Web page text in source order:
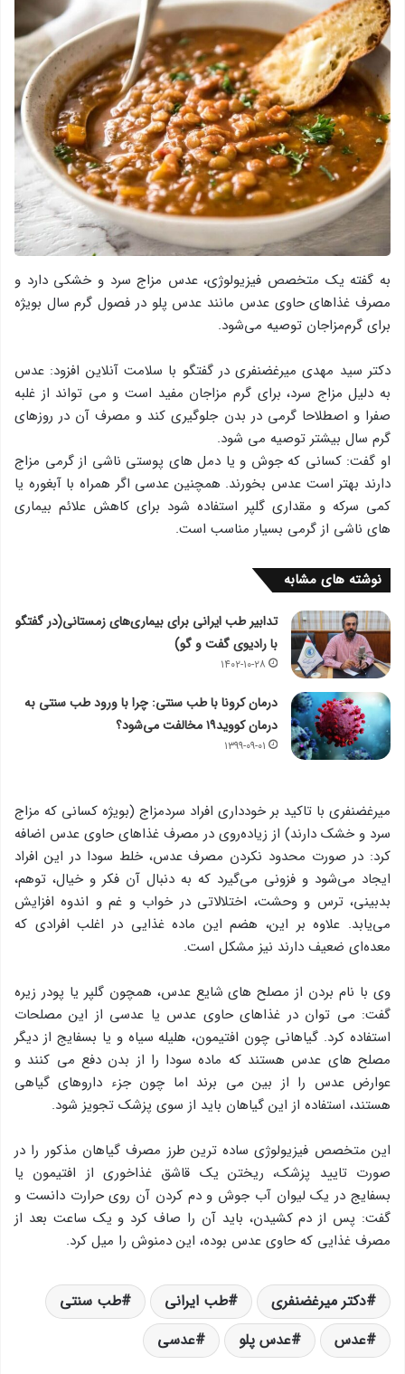
به گفته یک متخصص فیزیولوژی، عدس مزاج سرد و خشکی دارد و
مصرف غذاهای حاوی عدس مانند عدس پلو در فصول گرم سال بویژه
برای گرم‌مزاجان توصیه می‌شود.
دکتر سید مهدی میرغضنفری در گفتگو با سلامت آنلاین افزود: عدس
به دلیل مزاج سرد، برای گرم مزاجان مفید است و می تواند از غلبه
صفرا و اصطلاحا گرمی در بدن جلوگیری کند و مصرف آن در روزهای
گرم سال بیشتر توصیه می شود.
او گفت: کسانی که جوش و یا دمل های پوستی ناشی از گرمی مزاج
دارند بهتر است عدس بخورند. همچنین عدسی اگر همراه با آبغوره یا
کمی سرکه و مقداری گلپر استفاده شود برای کاهش علائم بیماری
های ناشی از گرمی بسیار مناسب است.
نوشته های مشابه
تدابیر طب ایرانی برای بیماری‌های زمستانی(در گفتگو
با رادیوی گفت و گو)
۱۴۰۲-۱۰-۲۸
درمان کرونا با طب سنتی: چرا با ورود طب سنتی به
درمان کووید۱۹ مخالفت می‌شود؟
۱۳۹۹-۰۹-۰۱
میرغضنفری با تاکید بر خودداری افراد سردمزاج (بویژه کسانی که مزاج
سرد و خشک دارند) از زیاده‌روی در مصرف غذاهای حاوی عدس اضافه
کرد: در صورت محدود نکردن مصرف عدس، خلط سودا در این افراد
ایجاد می‌شود و فزونی می‌گیرد که به دنبال آن فکر و خیال، توهم،
بدبینی، ترس و وحشت، اختلالاتی در خواب و غم و اندوه افزایش
می‌یابد. علاوه بر این، هضم این ماده غذایی در اغلب افرادی که
معده‌ای ضعیف دارند نیز مشکل است.
وی با نام بردن از مصلح های شایع عدس، همچون گلپر یا پودر زیره
گفت: می توان در غذاهای حاوی عدس یا عدسی از این مصلحات
استفاده کرد. گیاهانی چون افتیمون، هلیله سیاه و یا بسفایج از دیگر
مصلح های عدس هستند که ماده سودا را از بدن دفع می کنند و
عوارض عدس را از بین می برند اما چون جزء داروهای گیاهی
هستند، استفاده از این گیاهان باید از سوی پزشک تجویز شود.
این متخصص فیزیولوژی ساده ‌ترین طرز مصرف گیاهان مذکور را در
صورت تایید پزشک، ریختن یک قاشق غذاخوری از افتیمون یا
بسفایج در یک لیوان آب جوش و دم کردن آن روی حرارت دانست و
گفت: پس از دم کشیدن، باید آن را صاف کرد و یک ساعت بعد از
مصرف غذایی که حاوی عدس بوده، این دمنوش را میل کرد.
دکتر میرغضنفری طب ایرانی
طب سنتی
عدس
عدس پلو عدسی